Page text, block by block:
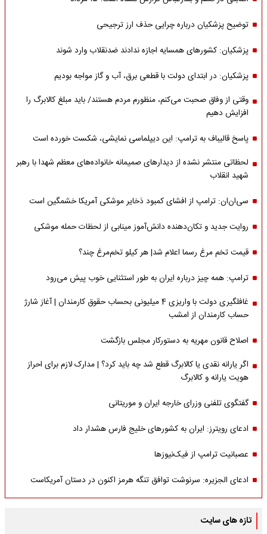
توضیح پزشکیان درباره چرایی حذف ارز ترجیحی
پزشکیان: کشورهای همسایه اجازه ندادند ضدنقلاب وارد شوند
پزشکیان: در ابتدای دولت با قطعی برق، آب و گاز مواجه بودیم
وقتی از وفاق صحبت می‌کنم، منظورم مردم هستند/ باید مبلغ کالابرگ را
افزایش دهیم
پاسخ قالیباف به ترامپ: این دیپلماسی نمایشی، شکست خورده است
لحظاتی منتشر نشده از دیدارهای صمیمانه خانواده‌های معظم شهدا با رهبر
شهید انقلاب
سی‌ان‌ان: ترامپ از افشای کمبود ذخایر موشکی آمریکا خشمگین است
روایت جدید و تکان‌دهنده دانش‌آموز مینابی از لحظات حمله موشکی
قیمت تخم مرغ رسما اعلام شد| هر کیلو تخم‌مرغ چند؟
ترامپ: همه چیز درباره ایران به طور استثنایی خوب پیش می‌رود
غافلگیری دولت با واریزی 4 میلیونی بحساب حقوق کارمندان | آغاز شارژ
حساب کارمندان از امشب
اصلاح قانون مهریه به دستورکار مجلس بازگشت
اگر یارانه نقدی یا کالابرگ قطع شد چه باید کرد؟ | مدارک لازم برای احراز
هویت یارانه و کالابرگ
گفتگوی تلفنی وزرای خارجه ایران و موریتانی
ادعای رویترز: ایران به کشورهای خلیج فارس هشدار داد
عصبانیت ترامپ از فیک‌نیوزها
ادعای الجزیره: سرنوشت توافق تنگه هرمز اکنون در دستان آمریکاست
تازه های سایت